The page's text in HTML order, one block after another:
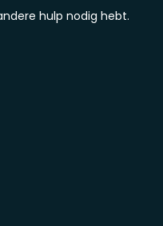
hulp nodig hebt.